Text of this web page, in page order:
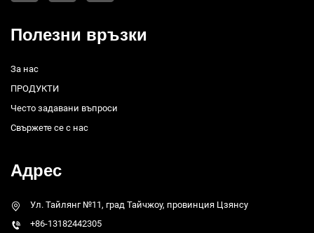
Полезни връзки
За нас
ПРОДУКТИ
Често задавани въпроси
Свържете се с нас
Адрес
Ул. Тайлянг №11, град Тайчжоу, провинция Цзянсу
+86-13182442305